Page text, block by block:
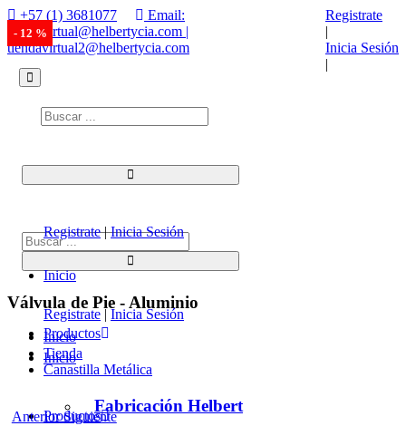
+57 (1) 3681077
Email:
tiendavirtual@helbertycia.com |
tiendavirtual2@helbertycia.com
Registrate
|
Inicia Sesión
|
Registrate | Inicia Sesión
Inicio
Productos
Registrate|Inicia Sesión
Inicio
Productos
Fabricación Helbert
Válvula de Pie - Aluminio
Inicio
Tienda
Canastilla Metálica
Anterior Siguiente
- 12 %
- 12 %
- 12 %
- 12 %